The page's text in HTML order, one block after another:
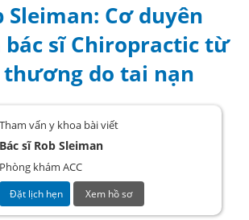
Sleiman: Cơ duyên
sĩ Chiropractic từ
do tai nạn
Tham vấn y khoa bài viết
Bác sĩ Rob Sleiman
Phòng khám ACC
Đặt lịch hẹn Xem hồ sơ